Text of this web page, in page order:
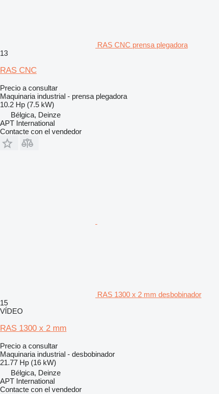
RAS CNC prensa plegadora
13
RAS CNC
Precio a consultar
Maquinaria industrial - prensa plegadora
10.2 Hp (7.5 kW)
Bélgica, Deinze
APT International
Contacte con el vendedor
RAS 1300 x 2 mm desbobinador
15
VÍDEO
RAS 1300 x 2 mm
Precio a consultar
Maquinaria industrial - desbobinador
21.77 Hp (16 kW)
Bélgica, Deinze
APT International
Contacte con el vendedor